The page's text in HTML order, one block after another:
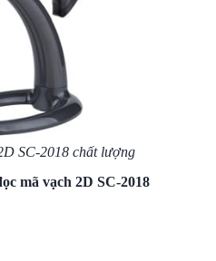
SC-2018 chất lượng
mã vạch 2D SC-2018